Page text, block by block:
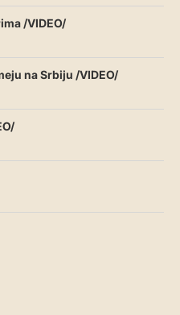
/VIDEO/
na Srbiju /VIDEO/